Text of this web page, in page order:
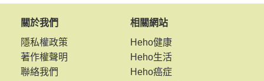
關於我們
隱私權政策
著作權聲明
聯絡我們
相關網站
Heho健康
Heho生活
Heho癌症